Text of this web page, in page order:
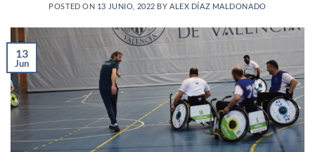
POSTED ON 13 JUNIO, 2022 BY ALEX DÍAZ MALDONADO
13
Jun